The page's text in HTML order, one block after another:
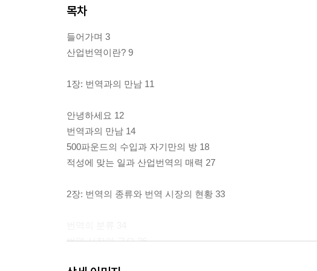
목차
들어가며 3
산업번역이란? 9
1장: 번역과의 만남 11
안녕하세요 12
번역과의 만남 14
500파운드의 수입과 자기만의 방 18
적성에 맞는 일과 산업번역의 매력 27
2장: 번역의 종류와 번역 시장의 현황 33
번역 시장의 규모 36